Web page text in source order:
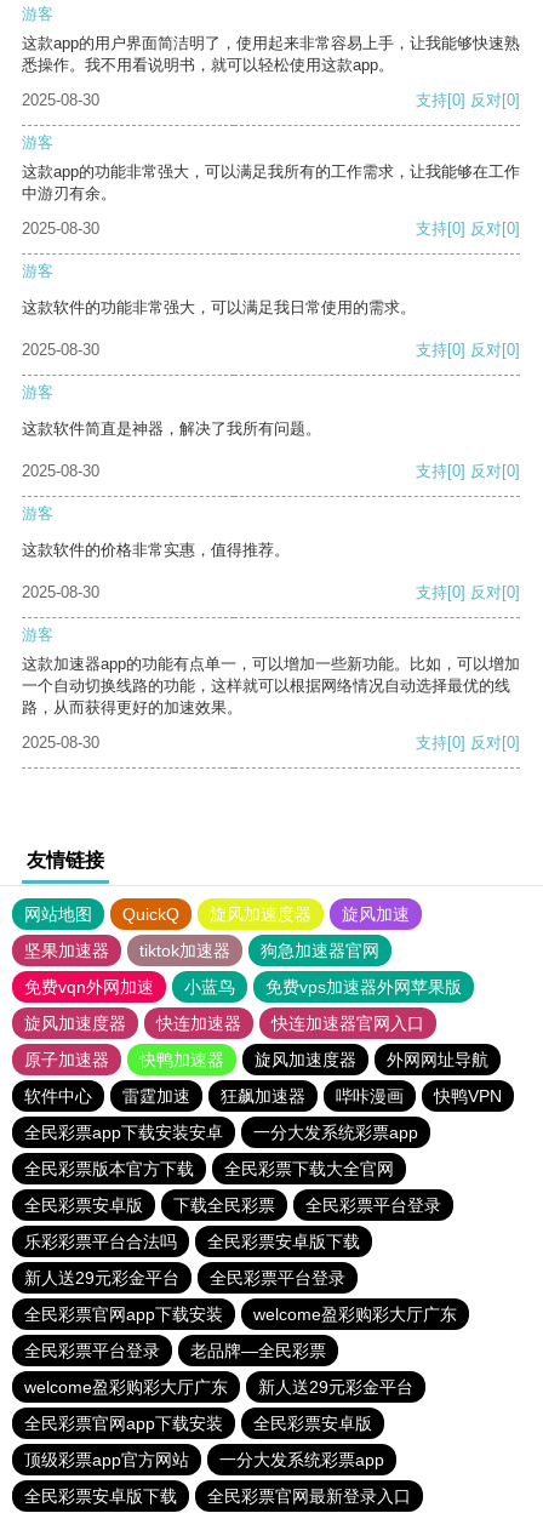
游客
这款app的用户界面简洁明了，使用起来非常容易上手，让我能够快速熟
悉操作。我不用看说明书，就可以轻松使用这款app。
2025-08-30
支持[0] 反对[0]
游客
这款app的功能非常强大，可以满足我所有的工作需求，让我能够在工作
中游刃有余。
2025-08-30
支持[0] 反对[0]
游客
这款软件的功能非常强大，可以满足我日常使用的需求。
2025-08-30 支持[0] 反对[0]
游客
这款软件简直是神器，解决了我所有问题。
2025-08-30 支持[0] 反对[0]
游客
这款软件的价格非常实惠，值得推荐。
2025-08-30 支持[0] 反对[0]
游客
这款加速器app的功能有点单一，可以增加一些新功能。比如，可以增加
一个自动切换线路的功能，这样就可以根据网络情况自动选择最优的线
路，从而获得更好的加速效果。
2025-08-30
支持[0] 反对[0]
友情链接
网站地图 QuickQ 旋风加速度器
旋风加速
坚果加速器
tiktok加速器
狗急加速器官网
免费vqn外网加速
小蓝鸟
免费vps加速器外网苹果版
旋风加速度器
快连加速器
快连加速器官网入口
原子加速器
快鸭加速器 旋风加速度器
外网网址导航
软件中心
雷霆加速 狂飙加速器 哔咔漫画
快鸭VPN
全民彩票app下载安装安卓
一分大发系统彩票app
全民彩票版本官方下载
全民彩票下载大全官网
全民彩票安卓版
下载全民彩票
全民彩票平台登录
乐彩彩票平台合法吗
全民彩票安卓版下载
新人送29元彩金平台
全民彩票平台登录
全民彩票官网app下载安装
welcome盈彩购彩大厅广东
全民彩票平台登录
老品牌—全民彩票
welcome盈彩购彩大厅广东
新人送29元彩金平台
全民彩票官网app下载安装
全民彩票安卓版
顶级彩票app官方网站
一分大发系统彩票app
全民彩票安卓版下载
全民彩票官网最新登录入口